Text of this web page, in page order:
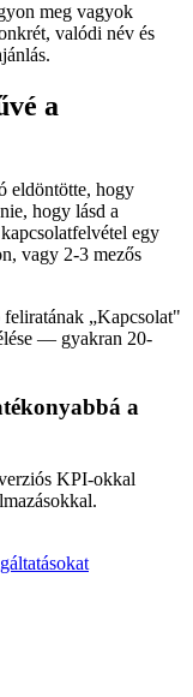
meg vagyok
valódi név és
a
eldöntötte, hogy
hogy lásd a
egy
vagy 2-3 mezős
„Kapcsolat"
— gyakran 20-
a
KPI-okkal